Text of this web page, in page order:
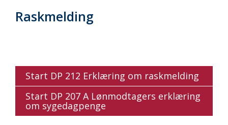
Raskmelding
Start DP 212 Erklæring om raskmelding
Start DP 207 A Lønmodtagers erklæring
om sygedagpenge